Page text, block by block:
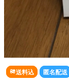
送料込 匿名配送